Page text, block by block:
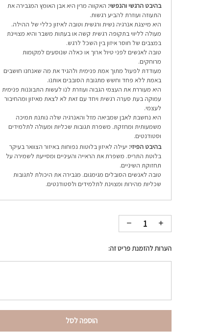
בהיבט הרגשי והנפשי: האקווה מרין היא אבן האומץ המגבירה את
התעוזה ועוזרת להביע רגשות.
היא מייצגת אנרגיה נשית ורגשית וטובה לאיזון כללי של ההילה.
מעולה לליווי בתקופה רגשית קשה או בעתות משבר והיא מצויינת
במצבים של חוסר איזון בין השכל לרגש.
טובה לאנשים לפני טיול ארוך או כאלה שנוסעים למקומות
מרוחקים.
מעודדת לפעול מתוך אמת פנימית ולהגיד את מה שאנחנו חושבים
באמת ללא פחד וחשש מתגובת הסובבים אותנו.
היא מעוררת את העצמי הגבוה ועוזרת לנו לעשות התבוננות פנימית
עמוקה בעת סערה רגשית ויחד עם זאת לא לצאת מאיזון ומהחיבור
לעצמי.
היא נחשבת לאבן שמביאה מזל והאנרגיה שלה נותנת תמיכה
משמעותית ומחזקת. משפרת תגובות שכליות ומעולה לתלמידים
וסטודנטים.
בהיבט הפיזי: יעילה לאיזון בלוטות נפוחות באיזור הצוואר בעיקר
בלוטת התריס. משפרת את הראייה והעיניים ומסייעת לשמירה על
תחזוקת השיניים.
טובה לאנשים הסובלים מגימגום. מגבירה את היכולת לתגובות
שכליות מהירות ומצוינת לתלמידים ולסטודנטים.
הערות להזמנת פריט זה:
הוספה לסל